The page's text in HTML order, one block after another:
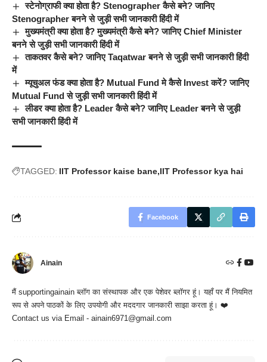
स्टेनोग्राफी क्या होता है? Stenographer कैसे बने? जानिए
Stenographer बनने से जुड़ी सभी जानकारी हिंदी में
मुख्यमंत्री क्या होता है? मुख्यमंत्री कैसे बने? जानिए Chief Minister
बनने से जुड़ी सभी जानकारी हिंदी में
ताकतवर कैसे बने? जानिए Taqatwar बनने से जुड़ी सभी जानकारी हिंदी
में
म्यूचुअल फंड क्या होता है? Mutual Fund मे कैसे Invest करें? जानिए
Mutual Fund से जुड़ी सभी जानकारी हिंदी में
लीडर क्या होता है? Leader कैसे बने? जानिए Leader बनने से जुड़ी
सभी जानकारी हिंदी में
TAGGED: IIT Professor kaise bane IIT Professor kya hai
Facebook
Ainain
मैं supportingainain ब्लॉग का संस्थापक और एक पेशेवर ब्लॉगर हूं। यहाँ पर मैं नियमित
रूप से अपने पाठकों के लिए उपयोगी और मददगार जानकारी साझा करता हूं। ❤️
Contact us via Email - ainain6971@gmail.com